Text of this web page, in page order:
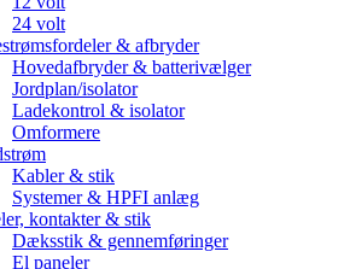
24 volt
& afbryder
Hovedafbryder & batterivælger
Jordplan/isolator
Ladekontrol & isolator
Omformere
Kabler & stik
Systemer & HPFI anlæg
kontakter & stik
Dæksstik & gennemføringer
El paneler